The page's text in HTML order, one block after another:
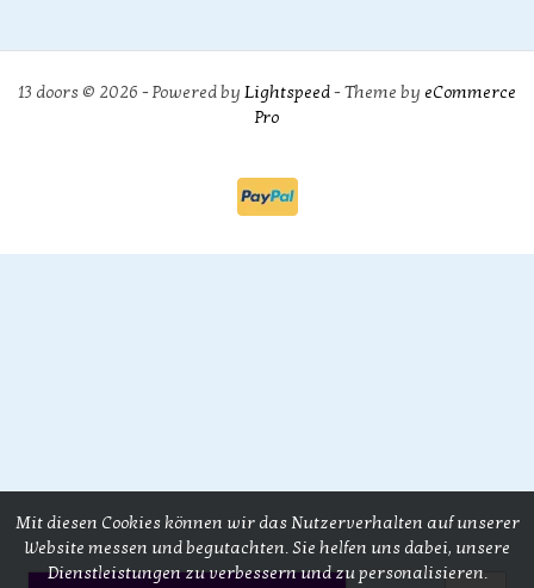
13 doors © 2026 - Powered by Lightspeed- Theme by eCommerce
Pro
Mit diesen Cookies können wir das Nutzerverhalten auf unserer
Website messen und begutachten. Sie helfen uns dabei, unsere
Dienstleistungen zu verbessern und zu personalisieren.